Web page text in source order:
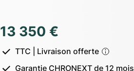
13 350 €
TTC | Livraison offerte
Garantie CHRONEXT de 12 mois